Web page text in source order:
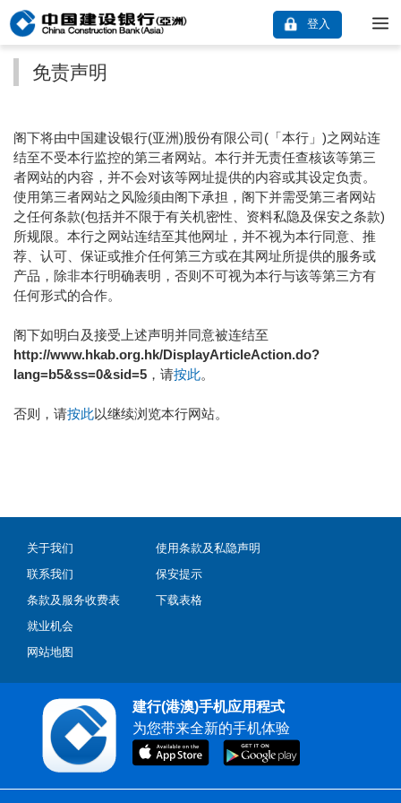
登入
免责声明
阁下将由中国建设银行(亚洲)股份有限公司(「本行」)之网站连
结至不受本行监控的第三者网站。本行并无责任查核该等第三
者网站的内容，并不会对该等网址提供的内容或其设定负责。
使用第三者网站之风险须由阁下承担，阁下并需受第三者网站
之任何条款(包括并不限于有关机密性、资料私隐及保安之条款)
所规限。本行之网站连结至其他网址，并不视为本行同意、推
荐、认可、保证或推介任何第三方或在其网址所提供的服务或
产品，除非本行明确表明，否则不可视为本行与该等第三方有
任何形式的合作。
阁下如明白及接受上述声明并同意被连结至
http://www.hkab.org.hk/DisplayArticleAction.do?
lang=b5&ss=0&sid=5 ，请按此。
否则，请按此以继续浏览本行网站。
关于我们
联系我们
条款及服务收费表
就业机会
网站地图
使用条款及私隐声明
保安提示
下载表格
建行(港澳)手机应用程式
为您带来全新的手机体验